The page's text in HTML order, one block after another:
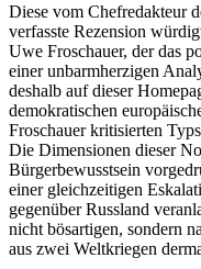
Diese vom Chefredakteur
verfasste Rezension
Uwe Froschauer, der das
einer unbarmherzigen
deshalb auf dieser
demokratischen
Froschauer kritisierten
Die Dimensionen dieser
Bürgerbewusstsein
einer gleichzeitigen
gegenüber Russland
nicht bösartigen, sondern
aus zwei Weltkriegen